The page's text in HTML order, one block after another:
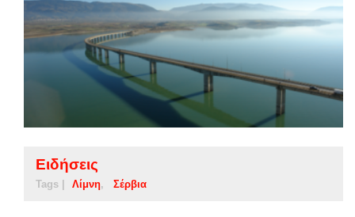
Ειδήσεις
Tags | Λίμνη Σέρβια